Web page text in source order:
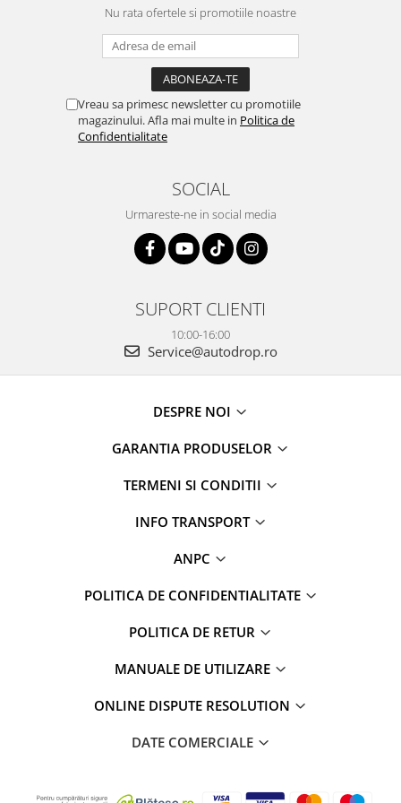
și pentru vi...
Nu rata ofertele si promotiile noastre
Vreau sa primesc newsletter cu promotiile
magazinului. Afla mai multe in Politica de
Confidentialitate
SOCIAL
Urmareste-ne in social media
SUPORT CLIENTI
10:00-16:00
Service@autodrop.ro
DESPRE NOI
GARANTIA PRODUSELOR
TERMENI SI CONDITII
INFO TRANSPORT
ANPC
POLITICA DE CONFIDENTIALITATE
POLITICA DE RETUR
MANUALE DE UTILIZARE
ONLINE DISPUTE RESOLUTION
DATE COMERCIALE